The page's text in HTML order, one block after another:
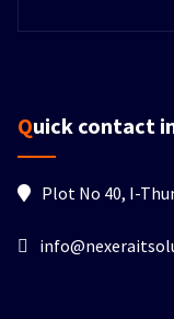
Quick contact
Plot No 40, I-